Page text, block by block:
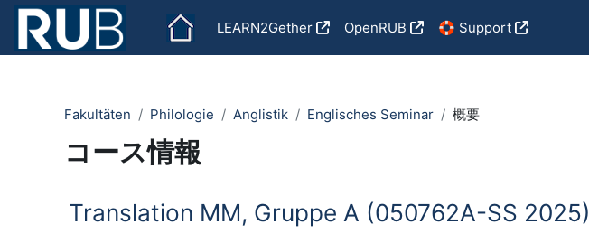
メインコンテンツへスキップする
LEARN2Gether
OpenRUB 🛟 Support
Fakultäten Philologie Anglistik Englisches Seminar 概要
コース情報
Translation MM, Gruppe A (050762A-SS 2025)